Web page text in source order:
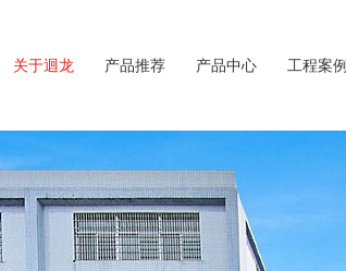
关于迴龙 产品推荐 产品中心 工程案例